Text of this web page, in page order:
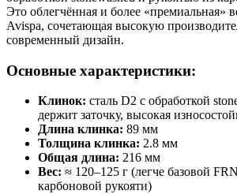
Это облегчённая и более «премиальная»
Avispa, сочетающая высокую
современный дизайн.
Основные характеристики:
Клинок: сталь D2 с обработкой
держит заточку, высокая
Длина клинка: 89 мм
Толщина клинка: 2.8 мм
Общая длина: 216 мм
Вес: ≈ 120–125 г (легче базовой
карбоновой рукояти)